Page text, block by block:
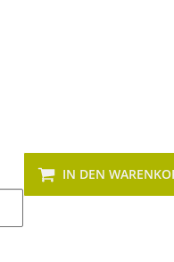
IN DEN